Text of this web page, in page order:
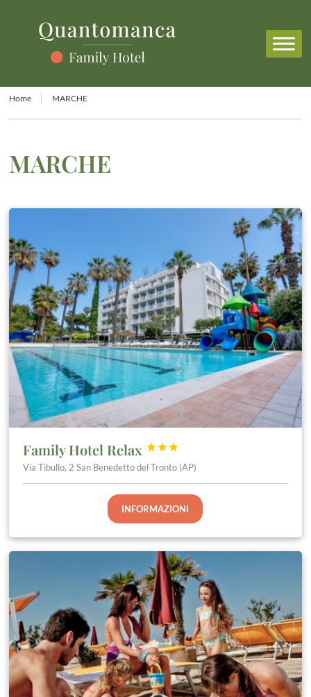
Home MARCHE
MARCHE
Family Hotel Relax 


Via Tibullo, 2 San Benedetto del Tronto (AP)
INFORMAZIONI